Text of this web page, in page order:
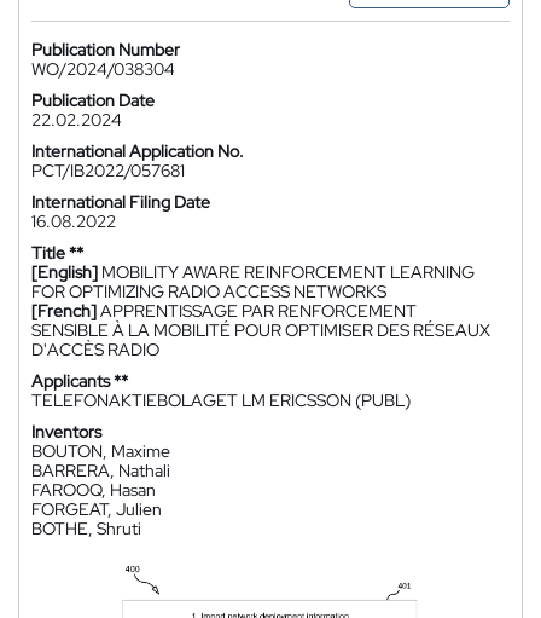
Publication Number
WO/2024/038304
Publication Date
22.02.2024
International Application No.
PCT/IB2022/057681
International Filing Date
16.08.2022
Title **
[English] MOBILITY AWARE REINFORCEMENT LEARNING
FOR OPTIMIZING RADIO ACCESS NETWORKS
[French]APPRENTISSAGE PAR RENFORCEMENT
SENSIBLE À LA MOBILITÉ POUR OPTIMISER DES RÉSEAUX
D'ACCÈS RADIO
Applicants **
TELEFONAKTIEBOLAGET LM ERICSSON (PUBL)
Inventors
BOUTON, Maxime
BARRERA, Nathali
FAROOQ, Hasan
FORGEAT, Julien
BOTHE, Shruti